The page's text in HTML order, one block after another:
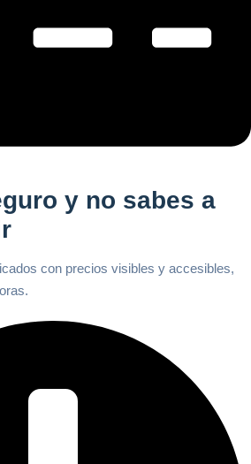
y no sabes a
con precios visibles y accesibles,